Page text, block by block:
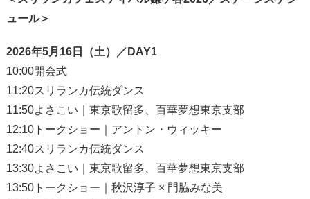
ュール＞
2026年5月16日（土）／DAY1
10:00開会式
11:20スリランカ伝統ダンス
11:50よさこい｜東京歌留多、百華夢想東京支部
12:10トークショー｜アントン・ウィッキー
12:40スリランカ伝統ダンス
13:30よさこい｜東京歌留多、百華夢想東京支部
13:50トークショー｜秋沢淳子 × 門脇みな美